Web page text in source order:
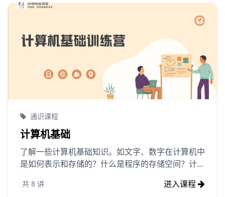
通识课程
计算机基础
了解一些计算机基础知识。如文字、数字在计算机中
是如何表示和存储的？什么是程序的存储空间？计算
程序密切相关。
共 8 讲 进入课程